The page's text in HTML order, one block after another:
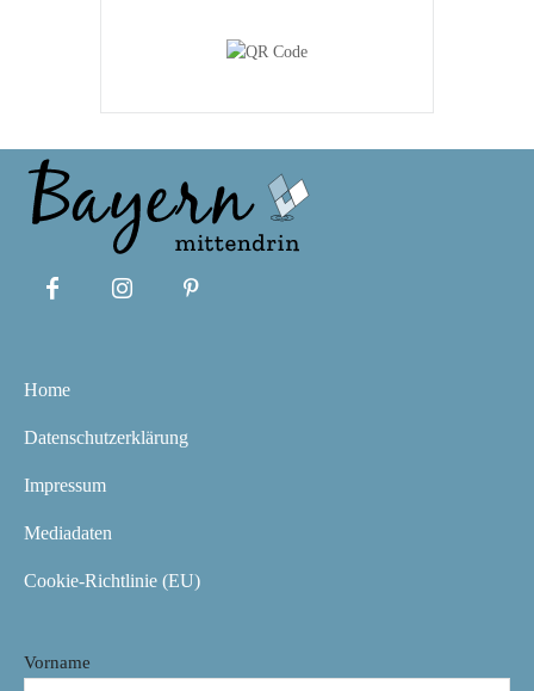
Home
Datenschutzerklärung
Impressum
Mediadaten
Cookie-Richtlinie (EU)
Vorname